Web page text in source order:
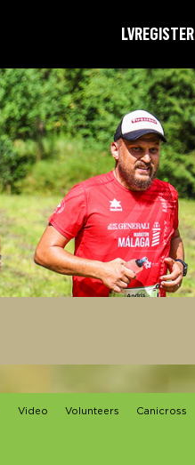
LVREGISTER
Video Volunteers Canicross